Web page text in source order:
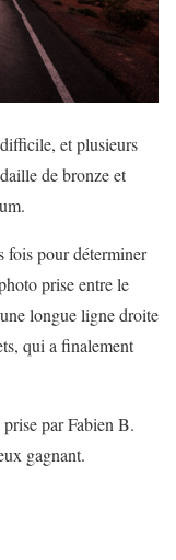
et plusieurs
de bronze et
fois pour déterminer
prise entre le
longue ligne droite
qui a finalement
par Fabien B.
gagnant.